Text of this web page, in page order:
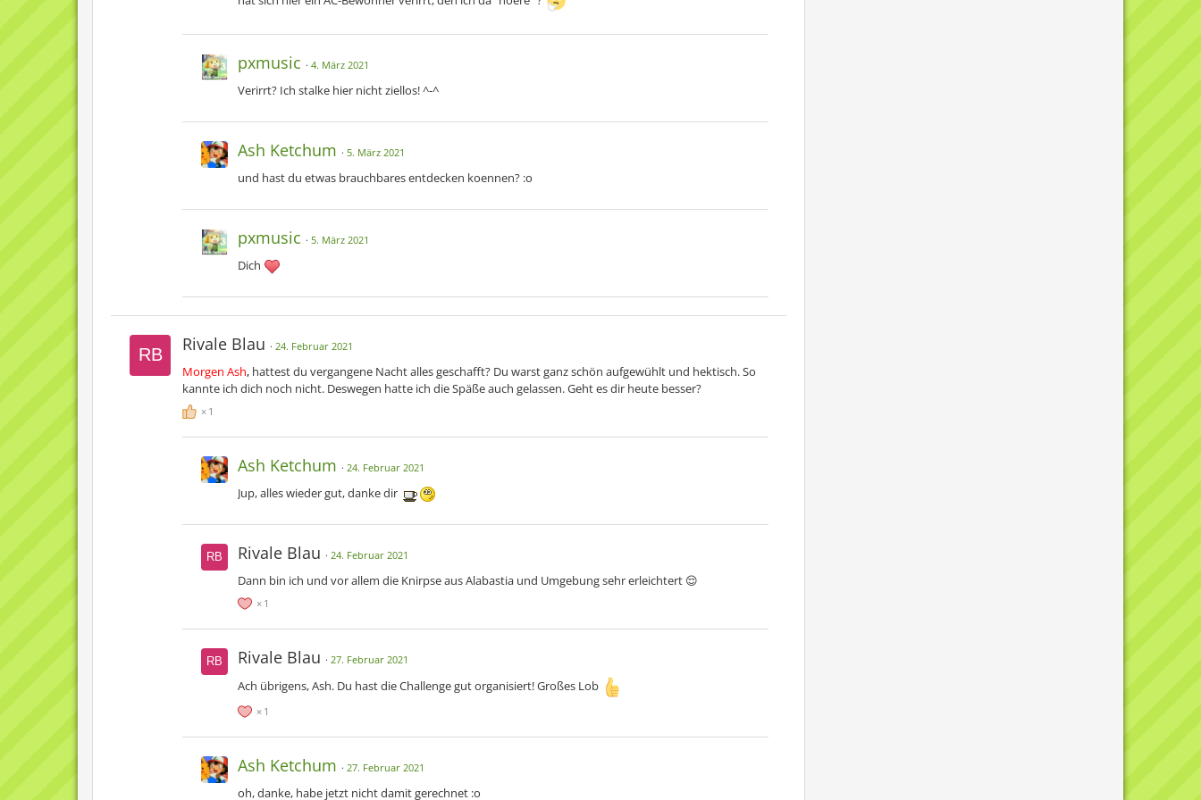
pxmusic 4. März 2021
Verirrt? Ich stalke hier nicht ziellos! ^-^
Ash Ketchum 5. März 2021
und hast du etwas brauchbares entdecken koennen? :o
pxmusic 5. März 2021
Dich
Rivale Blau 24. Februar 2021
Morgen Ash, hattest du vergangene Nacht alles geschafft? Du warst ganz schön aufgewühlt und hektisch. So
kannte ich dich noch nicht. Deswegen hatte ich die Späße auch gelassen. Geht es dir heute besser?
1
Ash Ketchum 24. Februar 2021
Jup, alles wieder gut, danke dir
Rivale Blau 24. Februar 2021
Dann bin ich und vor allem die Knirpse aus Alabastia und Umgebung sehr erleichtert 😌
1
Rivale Blau 27. Februar 2021
Ach übrigens, Ash. Du hast die Challenge gut organisiert! Großes Lob
1
Ash Ketchum 27. Februar 2021
oh, danke, habe jetzt nicht damit gerechnet :o